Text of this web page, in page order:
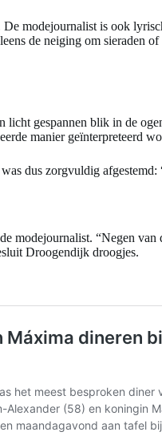
modejournalist is ook
de neiging om
licht gespannen blik in de
manier geïnterpreteerd
dus zorgvuldig
modejournalist. “Negen
Droogendijk droogjes.